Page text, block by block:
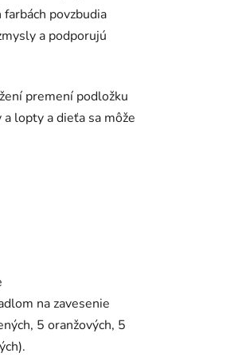
povzbudia
a podporujú
premení podložku
lopty a dieťa sa môže
na zavesenie
5 oranžových, 5